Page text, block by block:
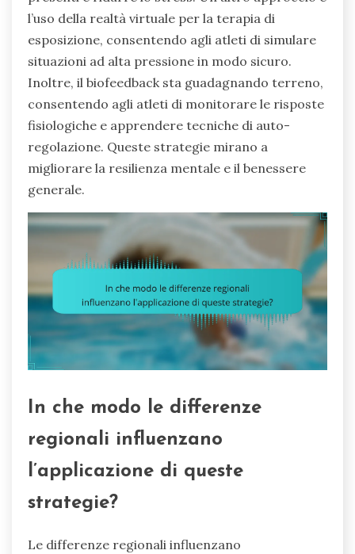
l’uso della realtà virtuale per la terapia di
esposizione, consentendo agli atleti di simulare
situazioni ad alta pressione in modo sicuro.
Inoltre, il biofeedback sta guadagnando terreno,
consentendo agli atleti di monitorare le risposte
fisiologiche e apprendere tecniche di auto-
regolazione. Queste strategie mirano a
migliorare la resilienza mentale e il benessere
generale.
In che modo le differenze
regionali influenzano
l’applicazione di queste
strategie?
Le differenze regionali influenzano